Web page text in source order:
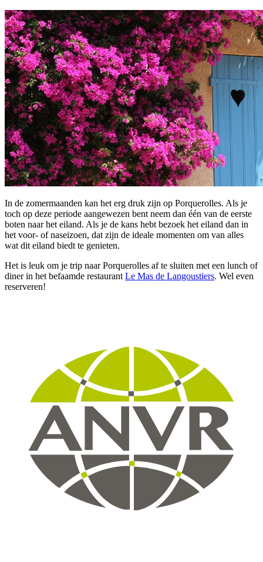
In de zomermaanden kan het erg druk zijn op Porquerolles. Als je
toch op deze periode aangewezen bent neem dan één van de eerste
boten naar het eiland. Als je de kans hebt bezoek het eiland dan in
het voor- of naseizoen, dat zijn de ideale momenten om van alles
wat dit eiland biedt te genieten.
Het is leuk om je trip naar Porquerolles af te sluiten met een lunch of
diner in het befaamde restaurant Le Mas de Langoustiers. Wel even
reserveren!